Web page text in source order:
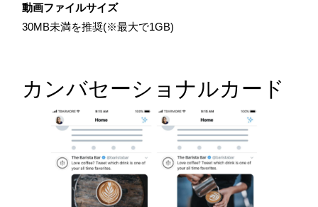
動画ファイルサイズ
30MB未満を推奨(※最大で1GB)
カンバセーショナルカード